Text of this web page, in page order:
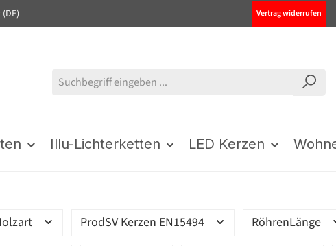
Vertrag widerrufen
Illu-Lichterketten LED Kerzen
ProdSV Kerzen EN15494 RöhrenLänge